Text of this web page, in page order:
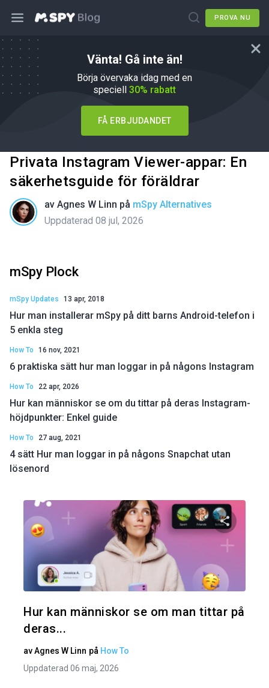
PROVA NU
Vänta! Gå inte än!
Börja övervaka idag med en
speciell 30% rabatt
FÅ ERBJUDANDET
Privata Instagram Viewer-appar: En
säkerhetsguide för föräldrar
av Agnes W Linn på mSpy Alternatives
Uppdaterad 08 jul, 2026
mSpy Plock
mSpy Updates 13 apr, 2018
Hur man installerar mSpy på ditt barns Android-telefon i
5 enkla steg
How To 16 nov, 2021
6 praktiska sätt hur man loggar in på någons Instagram
How To 22 apr, 2026
Hur kan människor se om du tittar på deras Instagram-
höjdpunkter: Enkel guide
How To 27 aug, 2021
4 sätt Hur man loggar in på någons Snapchat utan
lösenord
Dela
Hur kan människor se om man tittar på
deras...
avAgnes W Linn på How To
Uppdaterad 06 maj, 2026